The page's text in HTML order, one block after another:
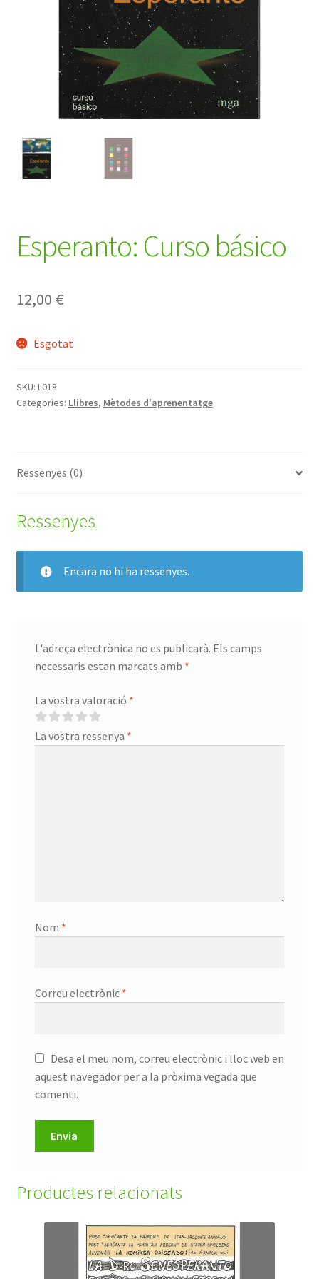
Esperanto: Curso básico
12,00 €
Esgotat
SKU: L018
Categories: Llibres, Mètodes d'aprenentatge
Ressenyes (0)
Ressenyes
Encara no hi ha ressenyes.
L'adreça electrònica no es publicarà. Els camps
necessaris estan marcats amb *
La vostra valoració *
La vostra ressenya *
Nom *
Correu electrònic *
Desa el meu nom, correu electrònic i lloc web en
aquest navegador per a la pròxima vegada que
comenti.
Productes relacionats